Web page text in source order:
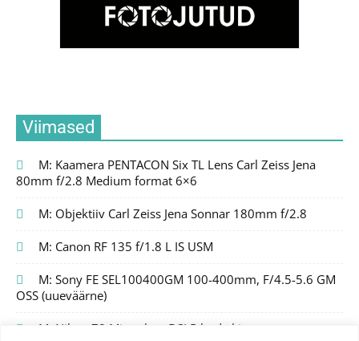
Viimased
M: Kaamera PENTACON Six TL Lens Carl Zeiss Jena
80mm f/2.8 Medium format 6×6
M: Objektiiv Carl Zeiss Jena Sonnar 180mm f/2.8
M: Canon RF 135 f/1.8 L IS USM
M: Sony FE SEL100400GM 100-400mm, F/4.5-5.6 GM
OSS (uueväärne)
M: Nikon Z8 Mirrorless DSLR body kit